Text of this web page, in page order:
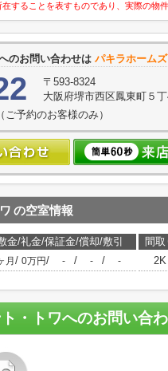
することを表すものであり、実際の物
のお問い合わせは パキラホーム
〒593-8324
大阪府堺市西区鳳東町５
予約のお客様のみ）
の空室情報
金/礼金/保証金/償却/敷引 間取
月 / 0万円/ - / - / - 2K
・トワへのお問い合